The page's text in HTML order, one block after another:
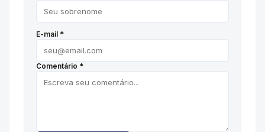
E-mail *
Comentário *